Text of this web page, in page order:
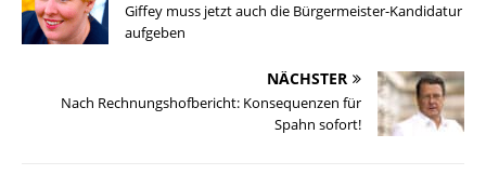
Giffey muss jetzt auch die Bürgermeister-Kandidatur
aufgeben
NÄCHSTER
Nach Rechnungshofbericht: Konsequenzen für
Spahn sofort!